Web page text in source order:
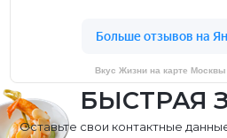
Вкус Жизни на карте
БЫСТРАЯ
Оставьте свои контактные